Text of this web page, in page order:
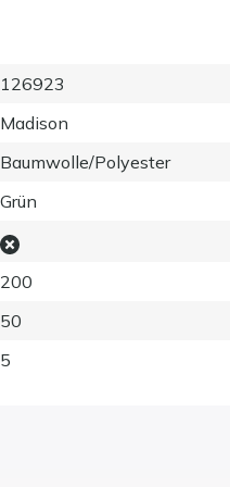
126923
Madison
Baumwolle/Polyester
Grün
200
50
5